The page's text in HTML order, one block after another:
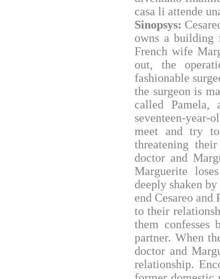
casa li attende
Sinopsys:
owns a
French wife
out, the
fashionable
the surgeon is
called Pamela,
seventeen-year-
meet and try
threatening
doctor and
Marguerite
deeply shaken
end Cesareo
to their
them
partner. When
doctor and
relationship.